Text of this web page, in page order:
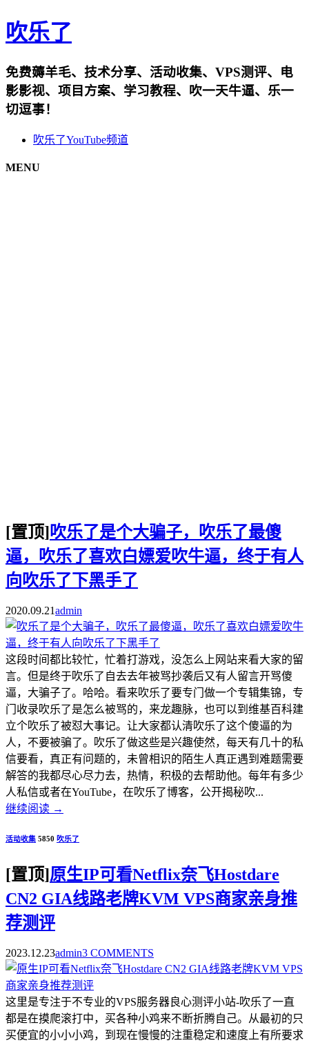
吹乐了
免费薅羊毛、技术分享、活动收集、VPS测评、电
影影视、项目方案、学习教程、吹一天牛逼、乐一
切逗事！
吹乐了YouTube频道
MENU
[置顶]吹乐了是个大骗子，吹乐了最傻
逼，吹乐了喜欢白嫖爱吹牛逼，终于有人
向吹乐了下黑手了
2020.09.21admin
这段时间都比较忙，忙着打游戏，没怎么上网站来看大家的留
言。但是终于吹乐了自去去年被骂抄袭后又有人留言开骂傻
逼，大骗子了。哈哈。看来吹乐了要专门做一个专辑集锦，专
门收录吹乐了是怎么被骂的，来龙趣脉，也可以到维基百科建
立个吹乐了被怼大事记。让大家都认清吹乐了这个傻逼的为
人，不要被骗了。吹乐了做这些是兴趣使然，每天有几十的私
信要看，真正有问题的，未曾相识的陌生人真正遇到难题需要
解答的我都尽心尽力去，热情，积极的去帮助他。每年有多少
人私信或者在YouTube，在吹乐了博客，公开揭秘吹...
继续阅读 →
活动收集 5850 吹乐了
[置顶]原生IP可看Netflix奈飞Hostdare
CN2 GIA线路老牌KVM VPS商家亲身推
荐测评
2023.12.23admin3 COMMENTS
这里是专注于不专业的VPS服务器良心测评小站-吹乐了一直
都是在摸爬滚打中，买各种小鸡来不断折腾自己。从最初的只
买便宜的小小小鸡，到现在慢慢的注重稳定和速度上有所要求